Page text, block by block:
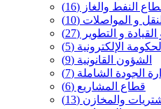
النفط والغاز (16)
و المواصلات (10)
القيادة و التطوير (27)
الحكومة الإلكترونية (5)
الشؤون القانونية (9)
الجودة الشاملة (7)
قطاع المشاريع (6)
والمخازن (13)